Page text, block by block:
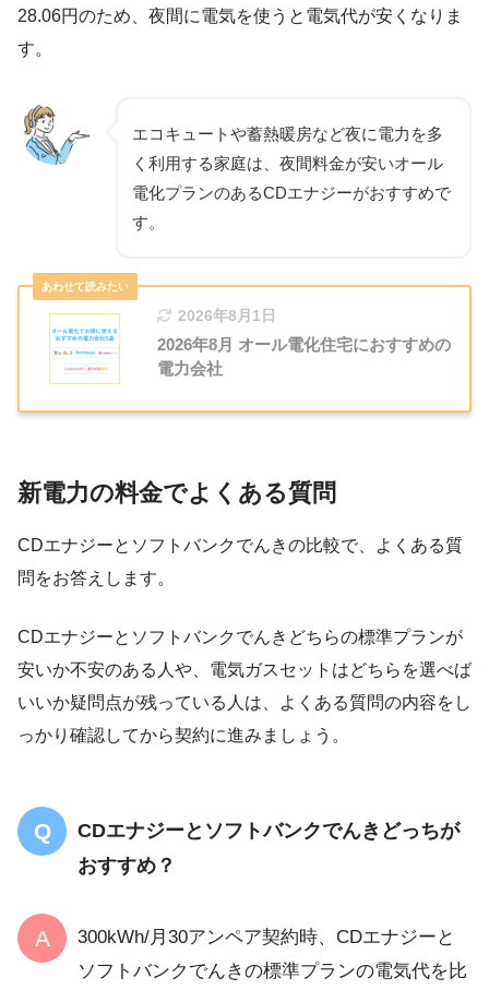
28.06円のため、夜間に電気を使うと電気代が安くなりま
す。
エコキュートや蓄熱暖房など夜に電力を多
く利用する家庭は、夜間料金が安いオール
電化プランのあるCDエナジーがおすすめで
す。
2026年8月1日
2026年8月 オール電化住宅におすすめの
電力会社
新電力の料金でよくある質問
CDエナジーとソフトバンクでんきの比較で、よくある質
問をお答えします。
CDエナジーとソフトバンクでんきどちらの標準プランが
安いか不安のある人や、電気ガスセットはどちらを選べば
いいか疑問点が残っている人は、よくある質問の内容をし
っかり確認してから契約に進みましょう。
CDエナジーとソフトバンクでんきどっちが
おすすめ？
300kWh/月30アンペア契約時、CDエナジーと
ソフトバンクでんきの標準プランの電気代を比